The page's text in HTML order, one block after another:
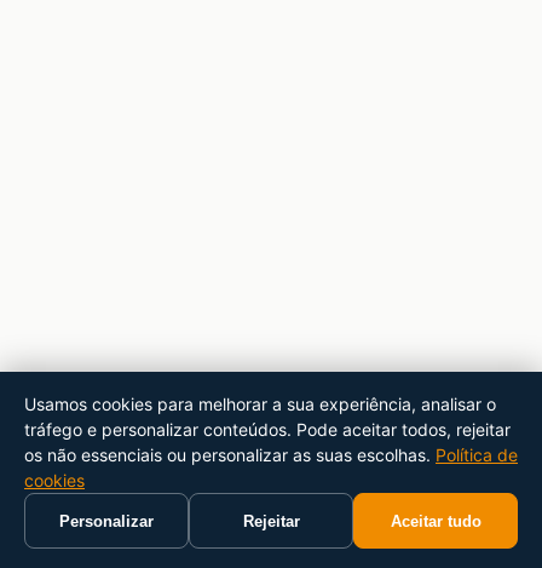
Usamos cookies para melhorar a sua experiência, analisar o
tráfego e personalizar conteúdos. Pode aceitar todos, rejeitar
os não essenciais ou personalizar as suas escolhas. Política de
cookies
Personalizar Rejeitar Aceitar tudo